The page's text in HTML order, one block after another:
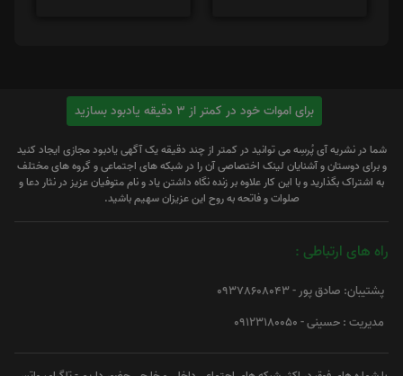
برای اموات خود در کمتر از 3 دقیقه یادبود بسازید
شما در نشریه آی پُرسِه می توانید در کمتر از چند دقیقه یک آگهی یادبود مجازی ایجاد کنید
و برای دوستان و آشنایان لینک اختصاصی آن را در شبکه های اجتماعی و گروه های مختلف
به اشتراک بگذارید و با این کار علاوه بر زنده نگاه داشتن یاد و نام متوفیان عزیز در نثار دعا و
صلوات و فاتحه به روح این عزیزان سهیم باشید.
راه های ارتباطی :
پشتیبان: صادق پور - 09378608043
مدیریت : حسینی - 09123180050